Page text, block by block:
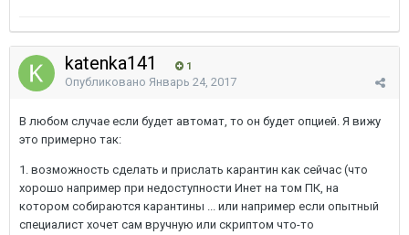
katenka141 1
Опубликовано Январь 24, 2017
В любом случае если будет автомат, то он будет опцией. Я вижу
это примерно так:
1. возможность сделать и прислать карантин как сейчас (что
хорошо например при недоступности Инет на том ПК, на
котором собираются карантины ... или например если опытный
специалист хочет сам вручную или скриптом что-то